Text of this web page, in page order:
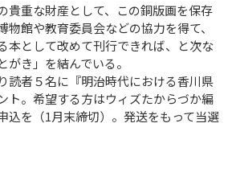
貴重な財産として、この銅版画を保存
物館や教育委員会などの協力を得て、
本として改めて刊行できれば、と次な
き」を結んでいる。
読者５名に『明治時代における香川県
ト。希望する方はウィズたからづか編
込を（1月末締切）。発送をもって当選